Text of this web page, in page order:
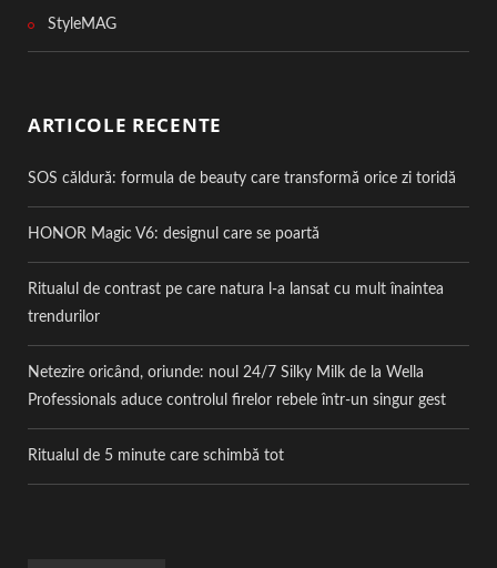
StyleMAG
ARTICOLE RECENTE
SOS căldură: formula de beauty care transformă orice zi toridă
HONOR Magic V6: designul care se poartă
Ritualul de contrast pe care natura l-a lansat cu mult înaintea
trendurilor
Netezire oricând, oriunde: noul 24/7 Silky Milk de la Wella
Professionals aduce controlul firelor rebele într-un singur gest
Ritualul de 5 minute care schimbă tot